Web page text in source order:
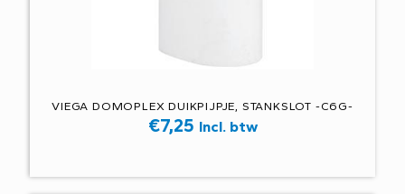
VIEGA DOMOPLEX DUIKPIJPJE, STANKSLOT -C6G-
€7,25 Incl. btw